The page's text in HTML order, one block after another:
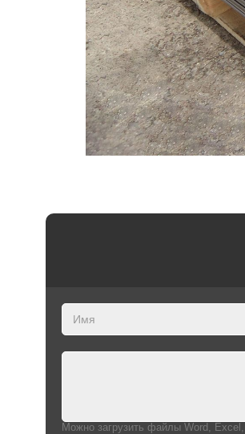
Можно загрузить файлы Word,